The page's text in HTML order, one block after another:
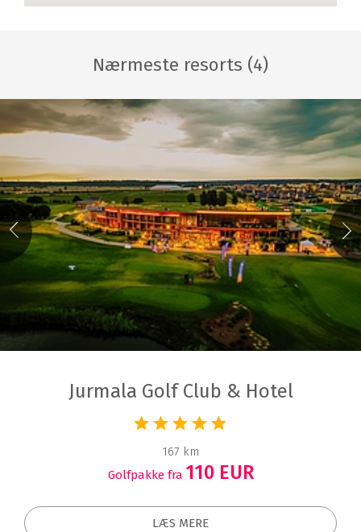
Nærmeste resorts (4)
Jurmala Golf Club & Hotel
167 km
Golfpakke fra 110 EUR
LÆS MERE